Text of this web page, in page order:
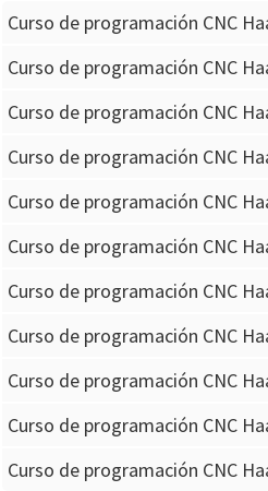
Curso de programación CNC
Curso de programación CNC
Curso de programación CNC
Curso de programación CNC
Curso de programación CNC
Curso de programación CNC
Curso de programación CNC
Curso de programación CNC
Curso de programación CNC
Curso de programación CNC
Curso de programación CNC